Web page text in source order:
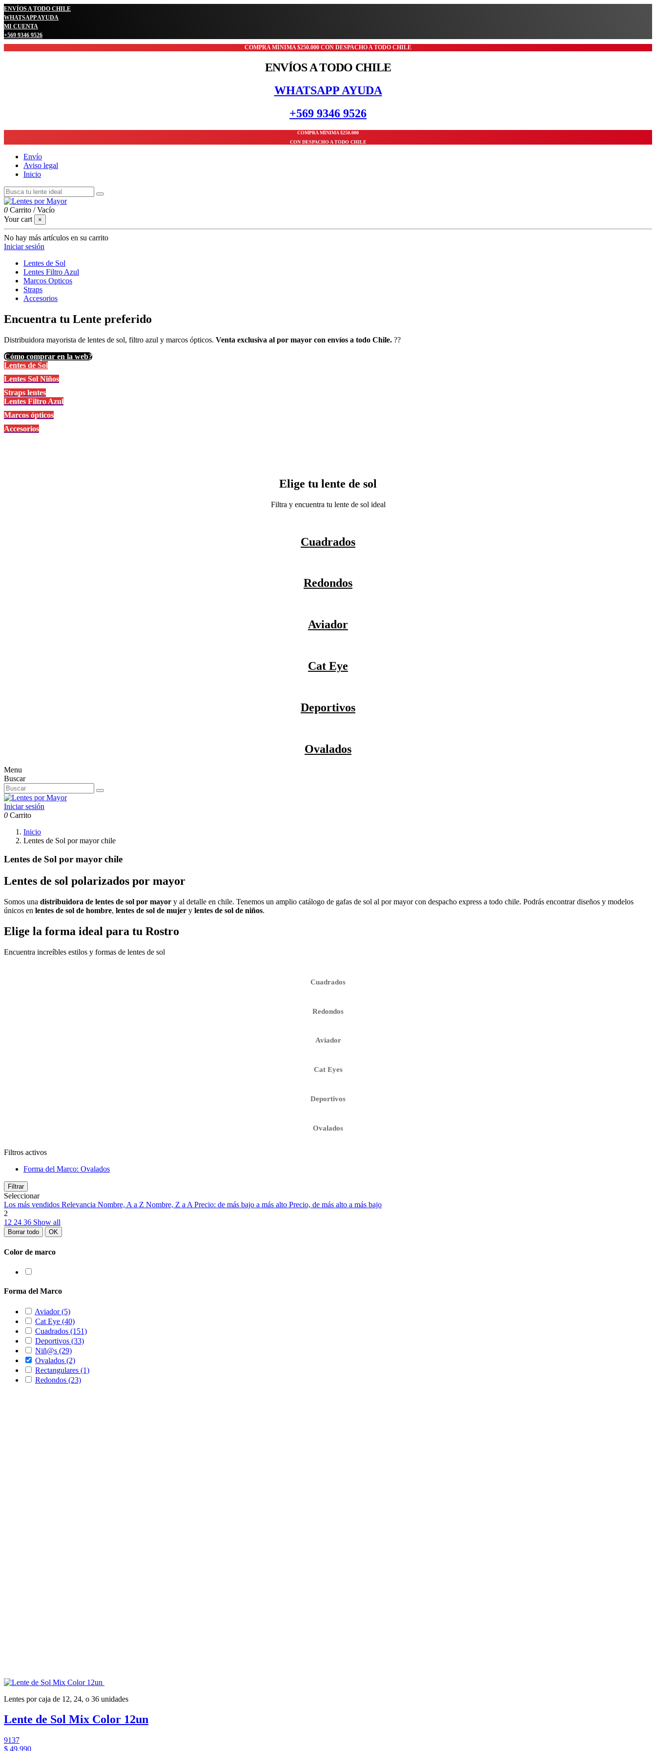
ENVÍOS A TODO CHILE
WHATSAPP AYUDA
MI CUENTA
+569 9346 9526
COMPRA MÍNIMA $250.000 CON DESPACHO A TODO CHILE
ENVÍOS A TODO CHILE
WHATSAPP AYUDA
+569 9346 9526
COMPRA MÍNIMA $250.000
CON DESPACHO A TODO CHILE
Envío
Aviso legal
Inicio
0 Carrito /Vacío
Your cart
×
No hay más artículos en su carrito
Iniciar sesión
Lentes de Sol
Lentes Filtro Azul
Marcos Opticos
Straps
Accesorios
Encuentra tu Lente preferido
Distribuidora mayorista de lentes de sol, filtro azul y marcos ópticos. Venta exclusiva al por mayor con envíos a todo Chile. ?️?
Cómo comprar en la web?
Lentes de Sol
Lentes Sol Niños
Straps lentes
Lentes Filtro Azul
Marcos ópticos
Accesorios
Elige tu lente de sol
Filtra y encuentra tu lente de sol ideal
Cuadrados
Redondos
Aviador
Cat Eye
Deportivos
Ovalados
Menu
Buscar
Iniciar sesión
0 Carrito
Inicio
Lentes de Sol por mayor chile
Lentes de Sol por mayor chile
Lentes de sol polarizados por mayor
Somos una distribuidora de lentes de sol por mayor y al detalle en chile. Tenemos un amplio catálogo de gafas de sol al por mayor con despacho express a todo chile. Podrás encontrar diseños y modelos
únicos en lentes de sol de hombre, lentes de sol de mujer y lentes de sol de niños.
Elige la forma ideal para tu Rostro
Encuentra increíbles estilos y formas de lentes de sol
Cuadrados
Redondos
Aviador
Cat Eyes
Deportivos
Ovalados
Filtros activos
Forma del Marco: Ovalados
Filtrar
Seleccionar
Los más vendidos Relevancia Nombre, A a Z Nombre, Z a APrecio: de más bajo a más alto Precio, de más alto a más bajo
2
12 24 36 Show all
Borrar todo OK
Color de marco
Forma del Marco
Aviador(5)
Cat Eye (40)
Cuadrados (151)
Deportivos (33)
Niñ@s (29)
Ovalados (2)
Rectangulares (1)
Redondos (23)
Lentes por caja de 12, 24, o 36 unidades
Lente de Sol Mix Color 12un
9137
$ 49.990